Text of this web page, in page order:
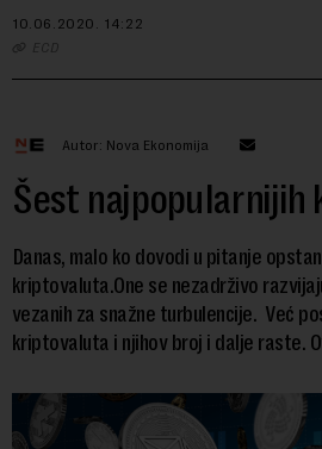
10.06.2020. 14:22
ECD
Autor: Nova Ekonomija
Šest
Danas, malo ko dovodi u pitanje
kriptovaluta.One se nezadrživo
vezanih za snažne turbulencije. Već
kriptovaluta i njihov broj i dalje raste.